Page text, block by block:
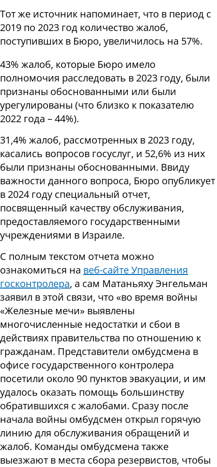
Тот же источник напоминает, что в период с
2019 по 2023 год количество жалоб,
поступивших в Бюро, увеличилось на 57%.
43% жалоб, которые Бюро имело
полномочия расследовать в 2023 году, были
признаны обоснованными или были
урегулированы (что близко к показателю
2022 года – 44%).
31,4% жалоб, рассмотренных в 2023 году,
касались вопросов госуслуг, и 52,6% из них
были признаны обоснованными. Ввиду
важности данного вопроса, Бюро опубликует
в 2024 году специальный отчет,
посвященный качеству обслуживания,
предоставляемого государственными
учреждениями в Израиле.
С полным текстом отчета можно
ознакомиться на веб-сайте Управления
госконтролера, а сам Матаньяху Энгельман
заявил в этой связи, что «во время войны
«Железные мечи» выявлены
многочисленные недостатки и сбои в
действиях правительства по отношению к
гражданам. Представители омбудсмена в
офисе государственного контролера
посетили около 90 пунктов эвакуации, и им
удалось оказать помощь большинству
обратившихся с жалобами. Сразу после
начала войны омбудсмен открыл горячую
линию для обслуживания обращений и
жалоб. Команды омбудсмена также
выезжают в места сбора резервистов, чтобы